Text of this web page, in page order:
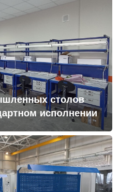
столов
исполнении